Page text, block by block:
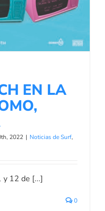
EN LA
2022 | Noticias de Surf,
y 12 de [...]
0